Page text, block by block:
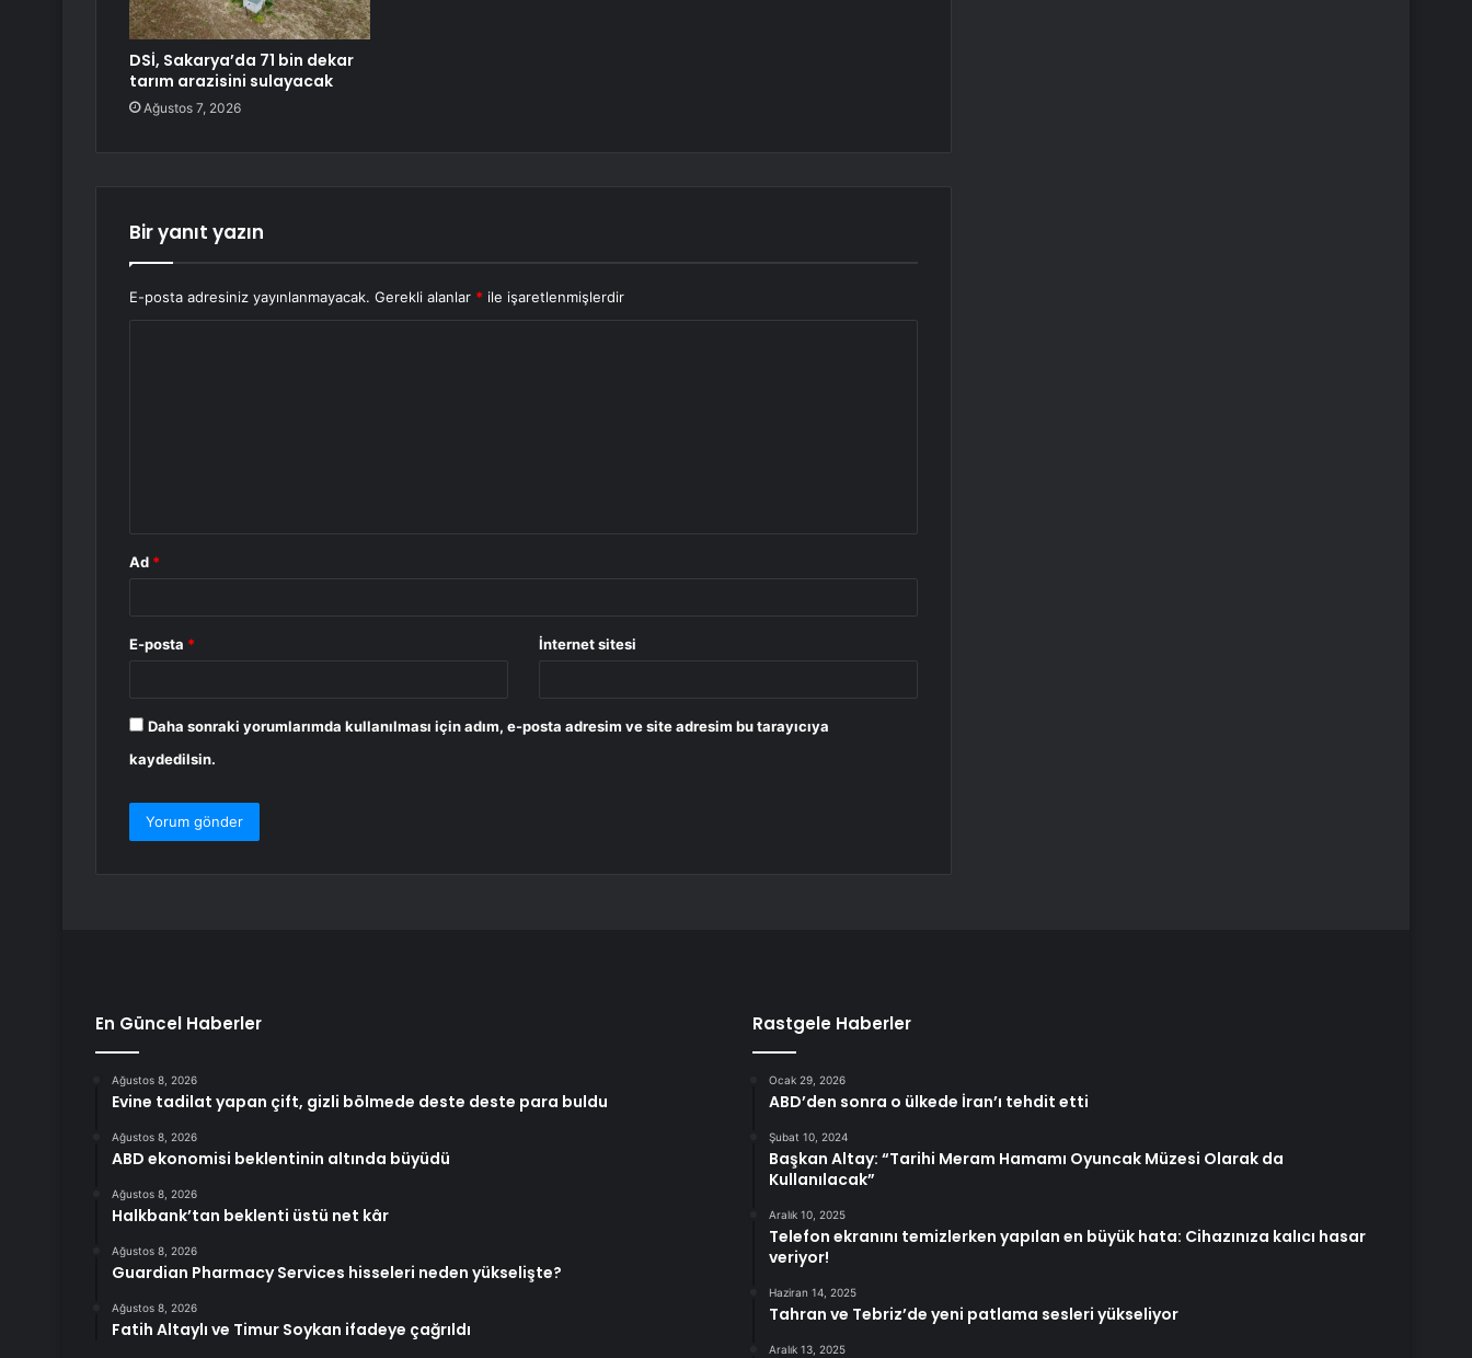
DSİ, Sakarya’da 71 bin dekar
tarım arazisini sulayacak
Ağustos 7, 2026
Bir yanıt yazın
E-posta adresiniz yayınlanmayacak. Gerekli alanlar * ile işaretlenmişlerdir
Ad *
E-posta * İnternet sitesi
Daha sonraki yorumlarımda kullanılması için adım, e-posta adresim ve site adresim bu tarayıcıya
kaydedilsin.
En Güncel Haberler
Ağustos 8, 2026
Evine tadilat yapan çift, gizli bölmede deste deste para buldu
Ağustos 8, 2026
ABD ekonomisi beklentinin altında büyüdü
Ağustos 8, 2026
Halkbank’tan beklenti üstü net kâr
Ağustos 8, 2026
Guardian Pharmacy Services hisseleri neden yükselişte?
Ağustos 8, 2026
Fatih Altaylı ve Timur Soykan ifadeye çağrıldı
Rastgele Haberler
Ocak 29, 2026
ABD’den sonra o ülkede İran’ı tehdit etti
Şubat 10, 2024
Başkan Altay: “Tarihi Meram Hamamı Oyuncak Müzesi Olarak da
Kullanılacak”
Aralık 10, 2025
Telefon ekranını temizlerken yapılan en büyük hata: Cihazınıza kalıcı hasar
veriyor!
Haziran 14, 2025
Tahran ve Tebriz’de yeni patlama sesleri yükseliyor
Aralık 13, 2025